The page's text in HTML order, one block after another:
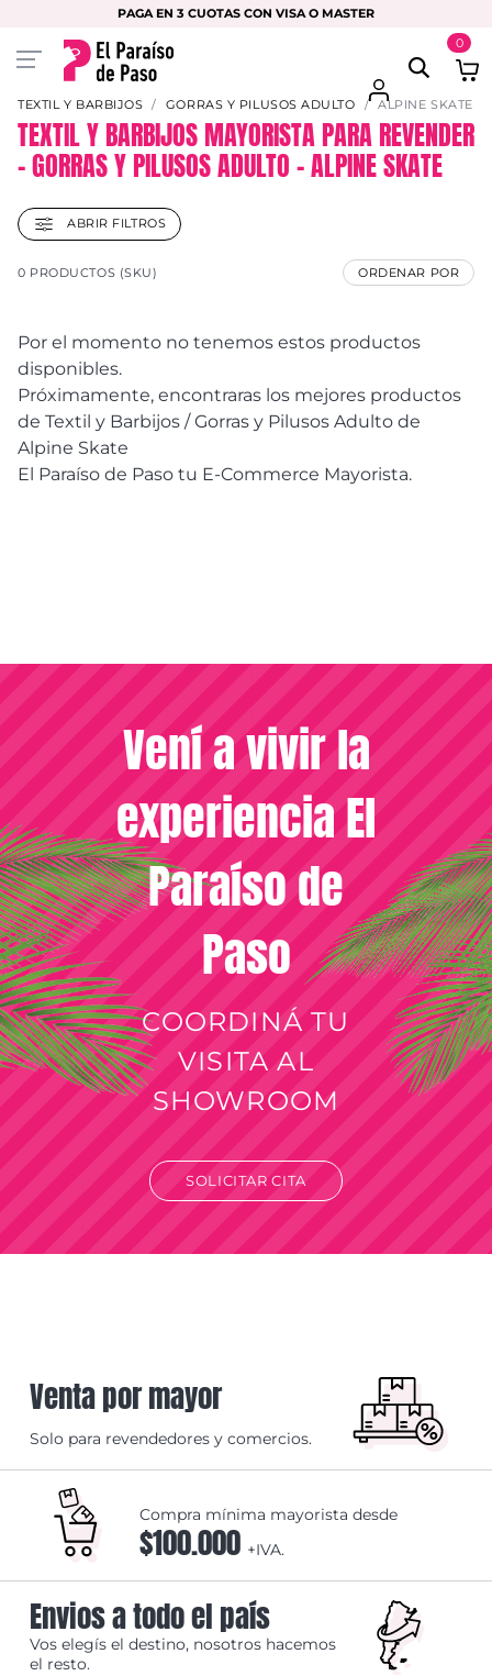
PAGA EN 3 CUOTAS CON VISA O MASTER
0
TEXTIL Y BARBIJOS GORRAS Y PILUSOS ADULTO ALPINE SKATE
TEXTIL Y BARBIJOS MAYORISTA PARA REVENDER
– GORRAS Y PILUSOS ADULTO – ALPINE SKATE
ABRIR FILTROS
0 PRODUCTOS (SKU) ORDENAR POR
Por el momento no tenemos estos productos
disponibles.
Próximamente, encontraras los mejores productos
de Textil y Barbijos / Gorras y Pilusos Adulto de
Alpine Skate
El Paraíso de Paso tu E-Commerce Mayorista.
Vení a vivir la
experiencia El
Paraíso de
Paso
COORDINÁ TU
VISITA AL
SHOWROOM
SOLICITAR CITA
Venta por mayor
Solo para revendedores y comercios.
Compra mínima mayorista desde
$100.000 +IVA.
Envios a todo el país
Vos elegís el destino, nosotros hacemos
el resto.